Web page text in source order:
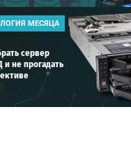
МЕСЯЦА
сервер
и не прогадать